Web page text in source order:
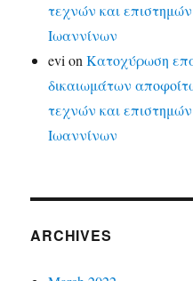
τεχνών και
Ιωαννίνων
evi onΚατοχύρωση
δικαιωμάτων
τεχνών και
Ιωαννίνων
ARCHIVES